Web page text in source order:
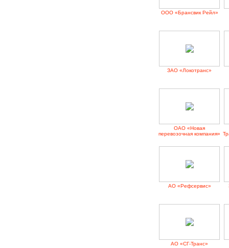
ООО «Брансвик Рейл»
ЗАО «Локотранс»
ОАО «Новая
перевозочная компания»
АО «Рефсервис»
АО «СГ-Транс»